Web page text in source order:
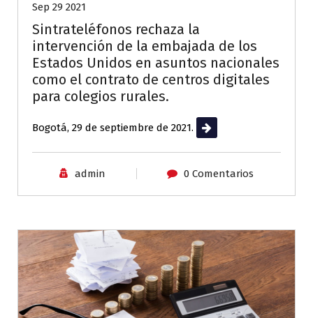
Sep 29 2021
Sintrateléfonos rechaza la
intervención de la embajada de los
Estados Unidos en asuntos nacionales
como el contrato de centros digitales
para colegios rurales.
Bogotá, 29 de septiembre de 2021. Leer más
admin 0 Comentarios